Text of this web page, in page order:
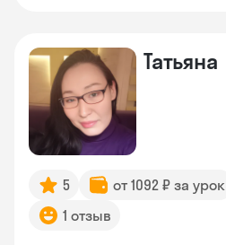
Татьяна
5 от 1092 ₽ за урок
1 отзыв